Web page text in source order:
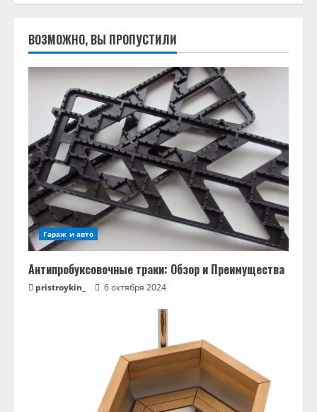
ВОЗМОЖНО, ВЫ ПРОПУСТИЛИ
Гараж и авто
Антипробуксовочные траки: Обзор и Преимущества
pristroykin_ 6 октября 2024